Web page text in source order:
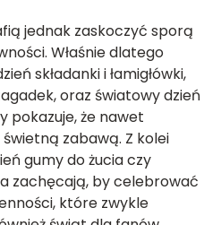
jednak zaskoczyć sporą
Właśnie dlatego
składanki i łamigłówki,
oraz światowy dzień
pokazuje, że nawet
zabawą. Z kolei
gumy do żucia czy
zachęcają, by celebrować
które zwykle